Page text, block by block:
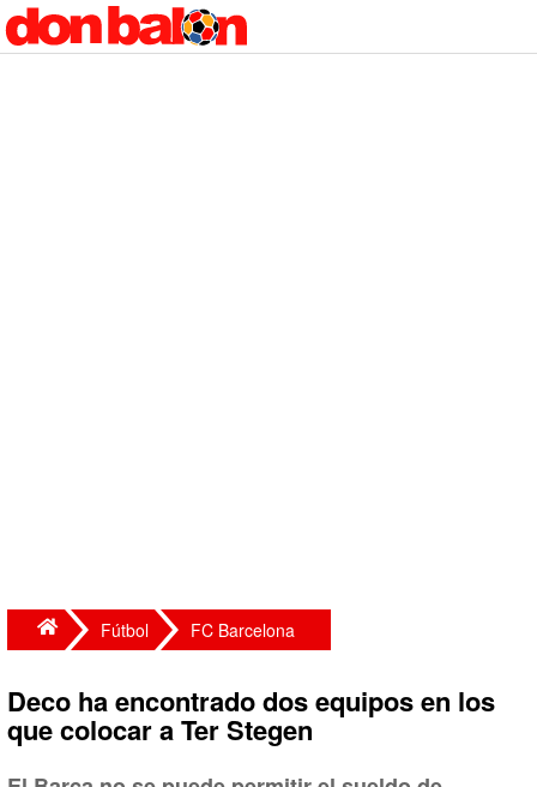
Fútbol FC Barcelona
Deco ha encontrado dos equipos en los
que colocar a Ter Stegen